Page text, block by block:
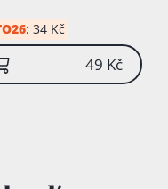
: 34 Kč
49 Kč